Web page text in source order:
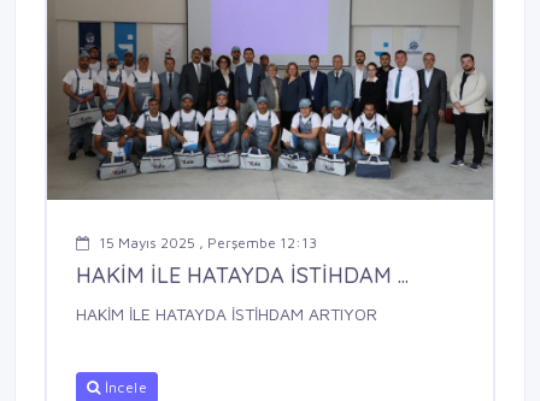
15 Mayıs 2025 , Perşembe 12:13
HAKİM İLE HATAYDA İSTİHDAM ...
HAKİM İLE HATAYDA İSTİHDAM ARTIYOR
İncele